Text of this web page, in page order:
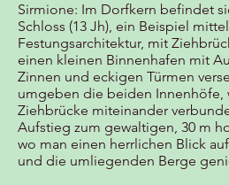
Sirmione: Im Dorfkern befindet
Schloss (13 Jh), ein Beispiel
Festungsarchitektur, mit
einen kleinen Binnenhafen mit
Zinnen und eckigen Türmen
umgeben die beiden Innenhöfe,
Ziehbrücke miteinander
Aufstieg zum gewaltigen, 30 m
wo man einen herrlichen Blick
und die umliegenden Berge